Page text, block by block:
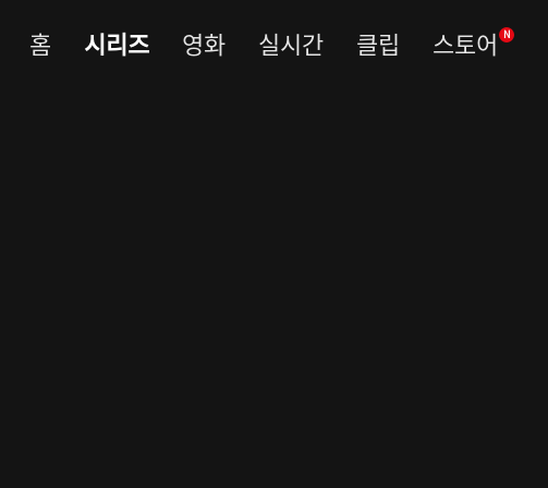
홈 시리즈 영화 실시간 클립 스토어 N